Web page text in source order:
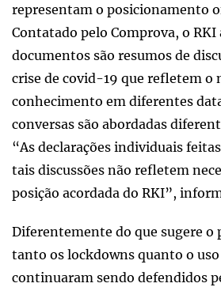
representam o posicionamento
Contatado pelo Comprova, o
documentos são resumos de
crise de covid-19 que refletem o
conhecimento em diferentes
conversas são abordadas
“As declarações individuais
tais discussões não refletem
posição acordada do RKI”,
Diferentemente do que sugere o
tanto os lockdowns quanto o uso
continuaram sendo defendidos